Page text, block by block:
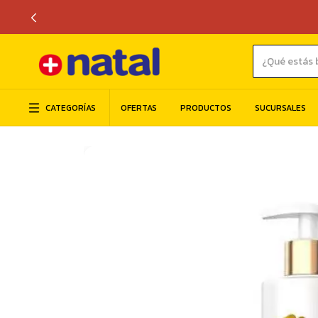
CATEGORÍAS OFERTAS PRODUCTOS SUCURSALES